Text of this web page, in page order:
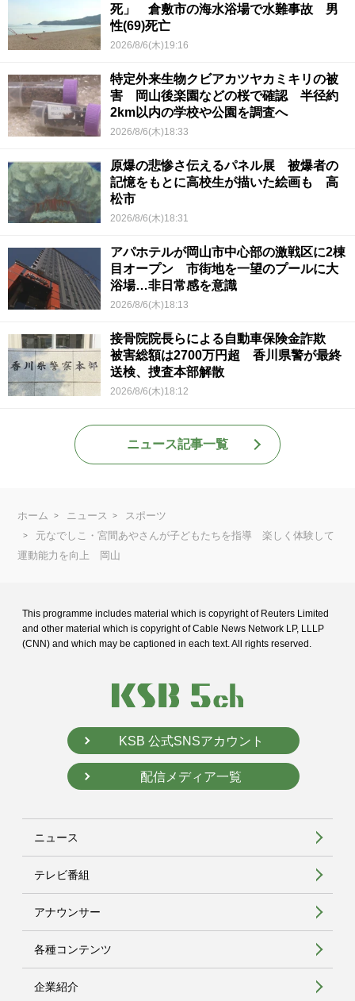
死」 倉敷市の海水浴場で水難事故 男
性(69)死亡
2026/8/6(木)19:16
特定外来生物クビアカツヤカミキリの被
害 岡山後楽園などの桜で確認 半径約
2km以内の学校や公園を調査へ
2026/8/6(木)18:33
原爆の悲惨さ伝えるパネル展 被爆者の
記憶をもとに高校生が描いた絵画も 高
松市
2026/8/6(木)18:31
アパホテルが岡山市中心部の激戦区に2棟
目オープン 市街地を一望のプールに大
浴場…非日常感を意識
2026/8/6(木)18:13
接骨院院長らによる自動車保険金詐欺
被害総額は2700万円超 香川県警が最終
送検、捜査本部解散
2026/8/6(木)18:12
ニュース記事一覧
ホーム ニュース
スポーツ
元なでしこ・宮間あやさんが子どもたちを指導 楽しく体験して
運動能力を向上 岡山
This programme includes material which is copyright of Reuters Limited
and other material which is copyright of Cable News Network LP, LLLP
(CNN) and which may be captioned in each text. All rights reserved.
KSB 公式SNSアカウント
配信メディア一覧
ニュース
テレビ番組
アナウンサー
各種コンテンツ
企業紹介